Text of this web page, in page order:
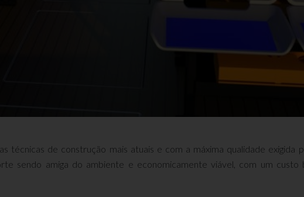
técnicas de construção mais atuais e com a máxima qualidade exigida
sendo amiga do ambiente e economicamente viável, com um custo